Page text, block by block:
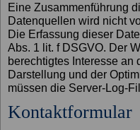
Eine Zusammenführung
Datenquellen wird nicht
Die Erfassung dieser
Abs. 1 lit. f DSGVO. Der
berechtigtes Interesse an
Darstellung und der
müssen die Server-Log-
Kontaktformular